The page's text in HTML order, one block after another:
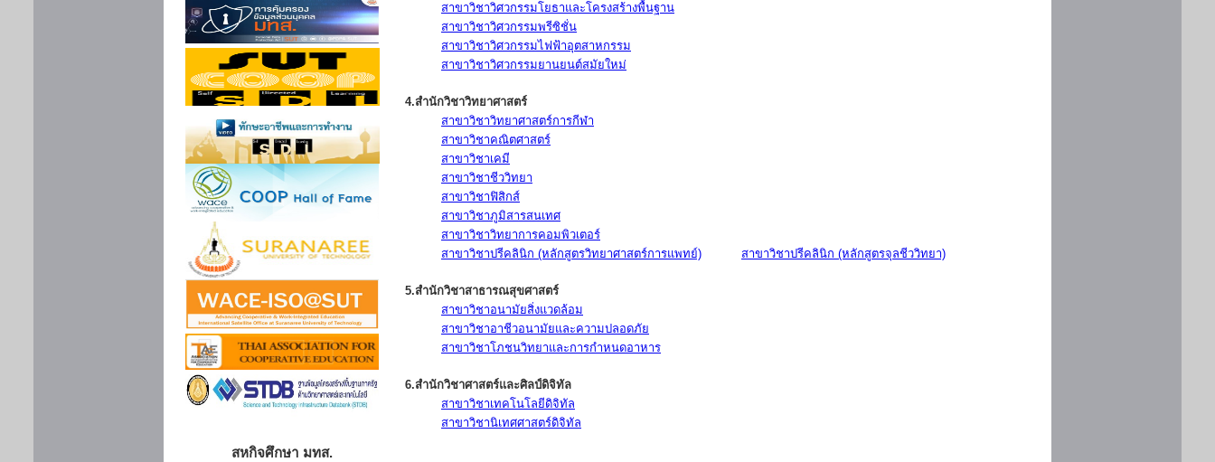
สหกิจศึกษา มทส.
สาขาวิชาวิศวกรรมโยธาและโครงสร้างพื้นฐาน
สาขาวิชาวิศวกรรมพรีซิชั่น
สาขาวิชาวิศวกรรมไฟฟ้าอุตสาหกรรม
สาขาวิชาวิศวกรรมยานยนต์สมัยใหม่
4.สำนักวิชาวิทยาศาสตร์
สาขาวิชาวิทยาศาสตร์การกีฬา
สาขาวิชาคณิตศาสตร์
สาขาวิชาเคมี
สาขาวิชาชีววิทยา
สาขาวิชาฟิสิกส์
สาขาวิชาภูมิสารสนเทศ
สาขาวิชาวิทยาการคอมพิวเตอร์
สาขาวิชาปรีคลินิก (หลักสูตรวิทยาศาสตร์การแพทย์)
สาขาวิชาปรีคลินิก (หลักสูตรจุลชีววิทยา)
5.สำนักวิชาสาธารณสุขศาสตร์
สาขาวิชาอนามัยสิ่งแวดล้อม
สาขาวิชาอาชีวอนามัยและความปลอดภัย
สาขาวิชาโภชนวิทยาและการกำหนดอาหาร
6.สำนักวิชาศาสตร์และศิลป์ดิจิทัล
สาขาวิชาเทคโนโลยีดิจิทัล
สาขาวิชานิเทศศาสตร์ดิจิทัล